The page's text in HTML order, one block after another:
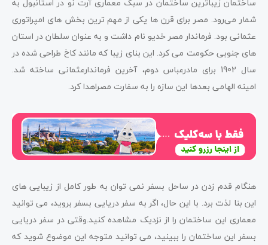
شمار می‌رود. مصر برای قرن ها یکی از مهم ترین بخش های امپراتوری
عثمانی بود. فرماندار مصر خدیو نام داشت و به عنوان سلطان در استان
های جنوبی حکومت می کرد. این بنای زیبا که مانند کاخ طراحی شده در
سال 1902 برای مادرعباس دوم، آخرین فرماندارعثمانی ساخته شد.
امینه الهامی بعدها این سازه را به سفارت مصراهدا کرد.
هنگام قدم زدن در ساحل بسفر نمی توان به طور کامل از زیبایی های
این بنا لذت برد. با این حال، اگر به سفر دریایی بسفر بروید، می توانید
معماری این ساختمان را از نزدیک مشاهده کنید.وقتی در سفر دریایی
بسفر این ساختمان را ببینید، می توانید متوجه این موضوع شوید که